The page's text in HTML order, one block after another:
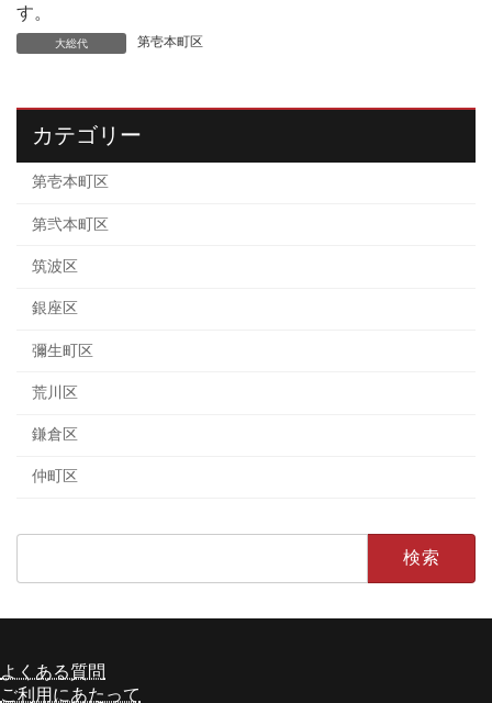
す。
大総代 第壱本町区
カテゴリー
第壱本町区
第弐本町区
筑波区
銀座区
彌生町区
荒川区
鎌倉区
仲町区
よくある質問
ご利用にあたって